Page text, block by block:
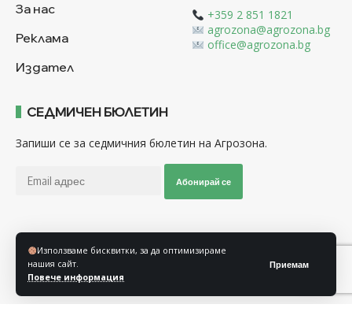
Използваме бисквитки, за да оптимизираме
нашия сайт.
Повече информация
Приемам
За нас
Реклама
Издател
+359 2 851 1821
agrozona@agrozona.bg
office@agrozona.bg
СЕДМИЧЕН БЮЛЕТИН
Запиши се за седмичния бюлетин на Агрозона.
Абонирай се
Последвайте ни